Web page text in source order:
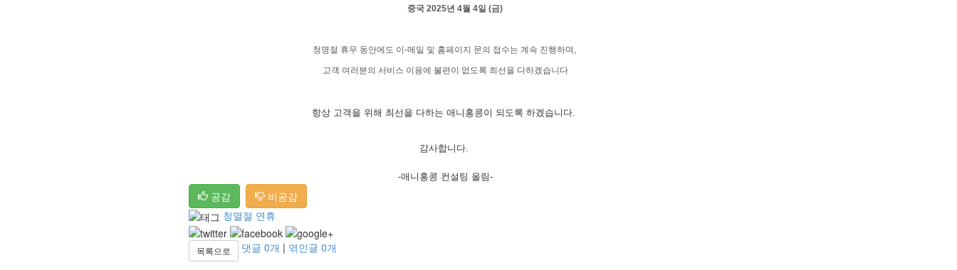
중국 2025년 4월 4일 (금)
청명절 휴무 동안에도 이-메일 및 홈페이지 문의 접수는 계속 진행하며,
고객 여러분의 서비스 이용에 불편이 없도록 최선을 다하겠습니다
항상 고객을 위해 최선을 다하는 애니홍콩이 되도록 하겠습니다.
감사합니다.
-애니홍콩 컨설팅 올림-
공감
비공감
청멸절 연휴
목록으로 댓글 0개 | 엮인글 0개